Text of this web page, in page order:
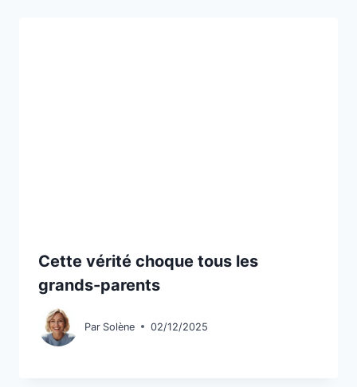
Cette vérité choque tous les
grands-parents
Par Solène 02/12/2025